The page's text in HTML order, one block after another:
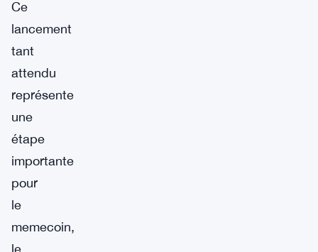
Ce
lancement
tant
attendu
représente
une
étape
importante
pour
le
memecoin,
le